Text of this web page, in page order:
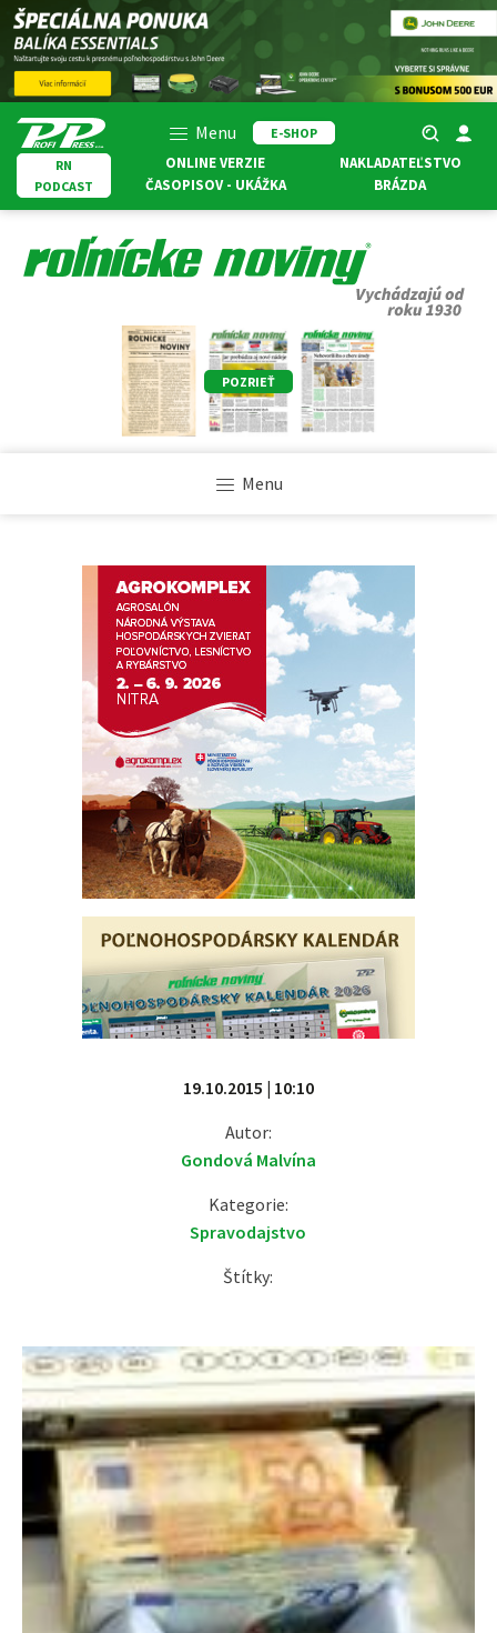
Menu
E-SHOP
RN
PODCAST
ONLINE VERZIE
ČASOPISOV - UKÁŽKA
NAKLADATEĽSTVO
BRÁZDA
POZRIEŤ
Menu
19.10.2015 | 10:10
Autor:
Gondová Malvína
Kategorie:
Spravodajstvo
Štítky: